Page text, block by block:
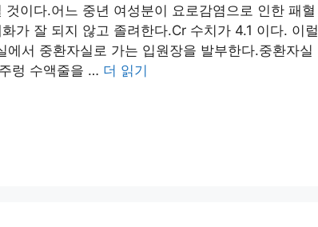
이다.어느 중년 여성분이 요로감염으로 인한 패혈
가 잘 되지 않고 졸려한다.Cr 수치가 4.1 이다. 이럴
서 중환자실로 가는 입원장을 발부한다.중환자실
렁 수액줄을 … 더 읽기